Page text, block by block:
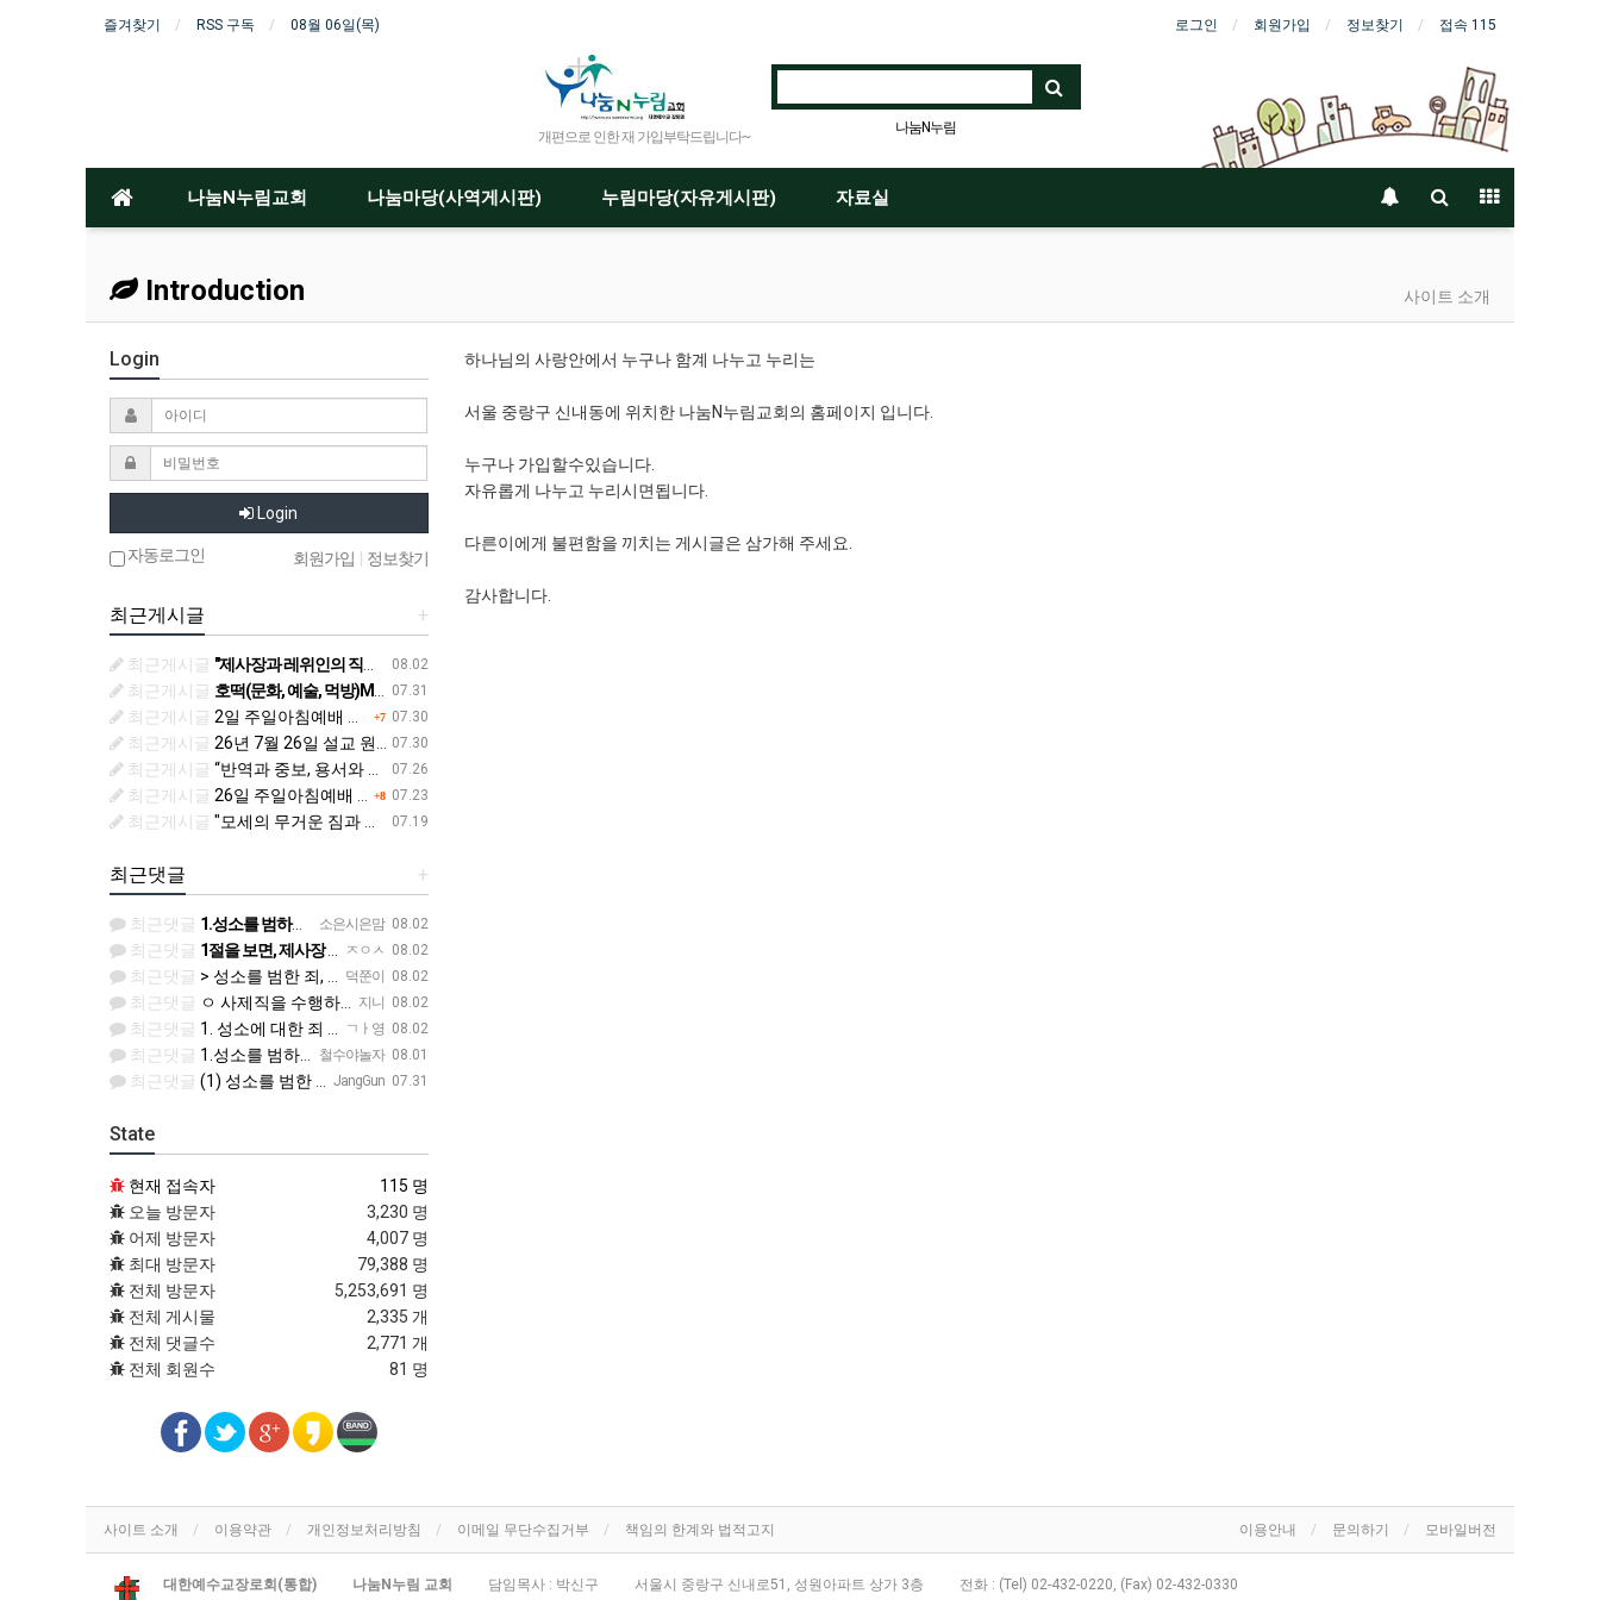
즐겨찾기 RSS 구독 08월 06일(목) 로그인 회원가입 정보찾기 접속 115
개편으로 인한 재 가입부탁드립니다~
나눔N누림
나눔N누림교회 나눔마당(사역게시판) 누림마당(자유게시판) 자료실
Introduction 사이트 소개
하나님의 사랑안에서 누구나 함계 나누고 누리는
서울 중랑구 신내동에 위치한 나눔N누림교회의 홈페이지 입니다.
누구나 가입할수있습니다.
자유롭게 나누고 누리시면됩니다.
다른이에게 불편함을 끼치는 게시글은 삼가해 주세요.
감사합니다.
Login
Login
자동로그인 회원가입 정보찾기
+
최근게시글
08.02
최근게시글 "제사장과 레위인의 직무와 기업” (민수기 18:1-20)
07.31
최근게시글 호떡(문화, 예술, 먹방)MSG - 7월 우리들의 이야기
+7 07.30
최근게시글 2일 주일아침예배 본문 및 안내입니다.
07.30
최근게시글 26년 7월 26일 설교 원고입니다.
07.26
최근게시글 “반역과 중보, 용서와 결과” (민수기 14:11-23)
+8 07.23
최근게시글 26일 주일아침예배 본문 및 안내입니다.
07.19
최근게시글 "모세의 무거운 짐과 하나님의 해결책" - 민수기 11장 10-30절 07.19.(주)
+
최근댓글
소은시은맘 08.02
최근댓글 1.성소를 범하는 죄 /사제직을 잘못 수행한죄 2.진노가 다시는 이스라엘 자손에게 미치지 않는다. 3.모든 …
ㅈㅇㅅ 08.02
최근댓글 1절을 보면, 제사장 가문인 아론 가문은 어떠한 죄에 대하여 책임을 져야 했습니까? 공동번역으로 살펴보세요.…
덕쭌이 08.02
최근댓글 > 성소를 범한 죄, 사제직을 범한 죄 > 여호와의 진노가 다시는 이스라엘 자손에게 미치지 아니하리라 > 주…
지니 08.02
최근댓글 ㅇ 사제직을 수행하면 지은 죄 ㅇ 진노 ㅇ 임명/ 규정 ㅇ 영원한 계약 ㅇ 분깃. 하나님
ㄱㅏ영 08.02
최근댓글 1. 성소에 대한 죄 2. 여호와의 진노가 이스라엘 백성들에게 미치지않음 3. 주관 + 기름부음 4. 영원한…
철수야놀자 08.01
최근댓글 1.성소를 범하는 죄, 사제직을 잘못 수행한 죄 2.여호와의 진노 3.주관하고, 기름 부음을 받음 4.소금을…
JangGun 07.31
최근댓글 (1) 성소를 범한 죄, 사제직을 범한 죄 (2) 여호와의 진노가 다시는 이스라엘 자손에게 미치지 아니하리라…
State
현재 접속자
115 명
오늘 방문자
3,230 명
어제 방문자
4,007 명
최대 방문자
79,388 명
전체 방문자
5,253,691 명
전체 게시물
2,335 개
전체 댓글수
2,771 개
전체 회원수
81 명
사이트 소개 이용약관 개인정보처리방침 이메일 무단수집거부 책임의 한계와 법적고지 이용안내 문의하기 모바일버전
대한예수교장로회(통합) 나눔N누림 교회 담임목사 : 박신구 서울시 중랑구 신내로51, 성원아파트 상가 3층 전화 : (Tel) 02-432-0220, (Fax) 02-432-0330